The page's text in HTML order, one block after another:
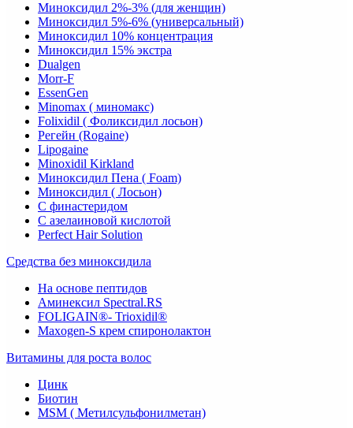
Миноксидил 2%-3% (для женщин)
Миноксидил 5%-6% (универсальный)
Миноксидил 10% концентрация
Миноксидил 15% экстра
Dualgen
Morr-F
EssenGen
Minomax ( миномакс)
Folixidil ( Фоликсидил лосьон)
Регейн (Rogaine)
Lipogaine
Minoxidil Kirkland
Миноксидил Пена ( Foam)
Миноксидил ( Лосьон)
С финастеридом
C азелаиновой кислотой
Perfect Hair Solution
Средства без миноксидила
На основе пептидов
Аминексил Spectral.RS
FOLIGAIN®- Trioxidil®
Maxogen-S крем спиронолактон
Витамины для роста волос
Цинк
Биотин
MSM ( Метилсульфонилметан)